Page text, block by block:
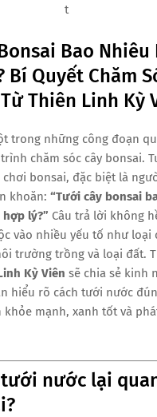
t
Bao Nhiêu
Bí Quyết Chăm
Thiên Linh Kỳ
trong những công đoạn
chăm sóc cây bonsai.
bonsai, đặc biệt là
khoăn: “Tưới cây bonsai
lý?” Câu trả lời không
vào nhiều yếu tố như loại
trường trồng và loại đất.
Kỳ Viên sẽ chia sẻ kinh
hiểu rõ cách tưới nước
khỏe mạnh, xanh tốt và
tưới nước lại